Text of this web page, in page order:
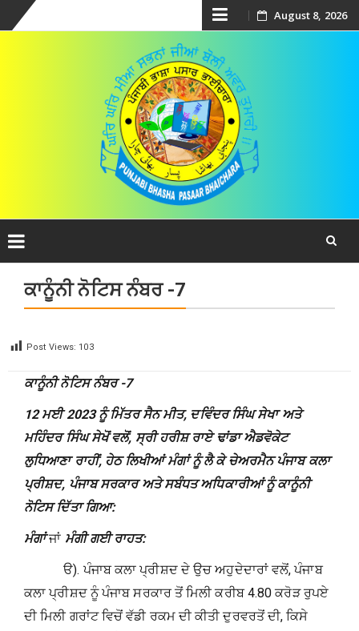
Skip
to
content
August 8, 2026
content
ਕਾਨੂੰਨੀ ਨੋਟਿਸ ਨੰਬਰ -7
Post Views: 103
ਕਾਨੂੰਨੀ ਨੋਟਿਸ ਨੰਬਰ -7
12ਮਈ2023ਨੂੰ ਮਿੱਤਰ ਸੈਨ ਮੀਤ, ਦਵਿੰਦਰ ਸਿੰਘ ਸੇਖਾ ਅਤੇ
ਮਹਿੰਦਰ ਸਿੰਘ ਸੇਖੋਂ ਵਲੋਂ, ਸ੍ਰੀ ਹਰੀਸ਼ ਰਾਏ ਢਾਂਡਾ ਐਡਵੋਕੇਟ
ਲੁਧਿਆਣਾ ਰਾਹੀਂ, ਹੇਠ ਲਿਖੀਆਂ ਮੰਗਾਂ ਨੂੰ ਲੈ ਕੇ ਚੇਅਰਮੈਨ ਪੰਜਾਬ ਕਲਾ
ਪ੍ਰੀਸ਼ਦ, ਪੰਜਾਬ ਸਰਕਾਰ ਅਤੇ ਸਬੰਧਤ ਅਧਿਕਾਰੀਆਂ ਨੂੰ ਕਾਨੂੰਨੀ
ਨੋਟਿਸ ਦਿੱਤਾ ਗਿਆ:
ਮੰਗਾਂਜਾਂ ਮੰਗੀ ਗਈ ਰਾਹਤ:
​​ ੳ). ਪੰਜਾਬ ਕਲਾ ਪ੍ਰੀਸ਼ਦ ਦੇ ਉਚ ਅਹੁਦੇਦਾਰਾਂ ਵਲੋਂ, ਪੰਜਾਬ
ਕਲਾ ਪ੍ਰੀਸ਼ਦ ਨੂੰ ਪੰਜਾਬ ਸਰਕਾਰ ਤੋਂ ਮਿਲੀ ਕਰੀਬ 4.80 ਕਰੋੜ ਰੁਪਏ
ਦੀ ਮਿਲੀ ਗਰਾਂਟ ਵਿਚੋਂ ਵੱਡੀ ਰਕਮ ਦੀ ਕੀਤੀ ਦੁਰਵਰਤੋਂ ਦੀ, ਕਿਸੇ